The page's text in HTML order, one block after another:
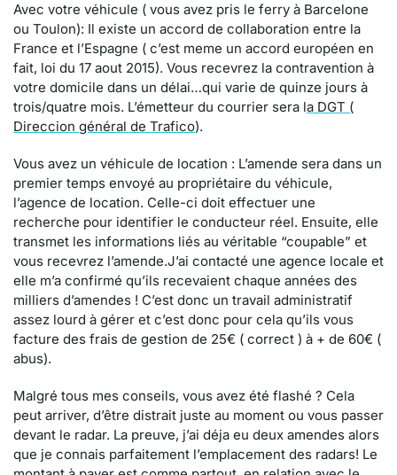
Avec votre véhicule ( vous avez pris le ferry à Barcelone
ou Toulon): Il existe un accord de collaboration entre la
France et l’Espagne ( c’est meme un accord européen en
fait, loi du 17 aout 2015). Vous recevrez la contravention à
votre domicile dans un délai…qui varie de quinze jours à
trois/quatre mois. L’émetteur du courrier sera la DGT (
Direccion général de Trafico).
Vous avez un véhicule de location : L’amende sera dans un
premier temps envoyé au propriétaire du véhicule,
l’agence de location. Celle-ci doit effectuer une
recherche pour identifier le conducteur réel. Ensuite, elle
transmet les informations liés au véritable “coupable” et
vous recevrez l’amende.J’ai contacté une agence locale et
elle m’a confirmé qu’ils recevaient chaque années des
milliers d’amendes ! C’est donc un travail administratif
assez lourd à gérer et c’est donc pour cela qu’ils vous
facture des frais de gestion de 25€ ( correct ) à + de 60€ (
abus).
Malgré tous mes conseils, vous avez été flashé ? Cela
peut arriver, d’être distrait juste au moment ou vous passer
devant le radar. La preuve, j’ai déja eu deux amendes alors
que je connais parfaitement l’emplacement des radars! Le